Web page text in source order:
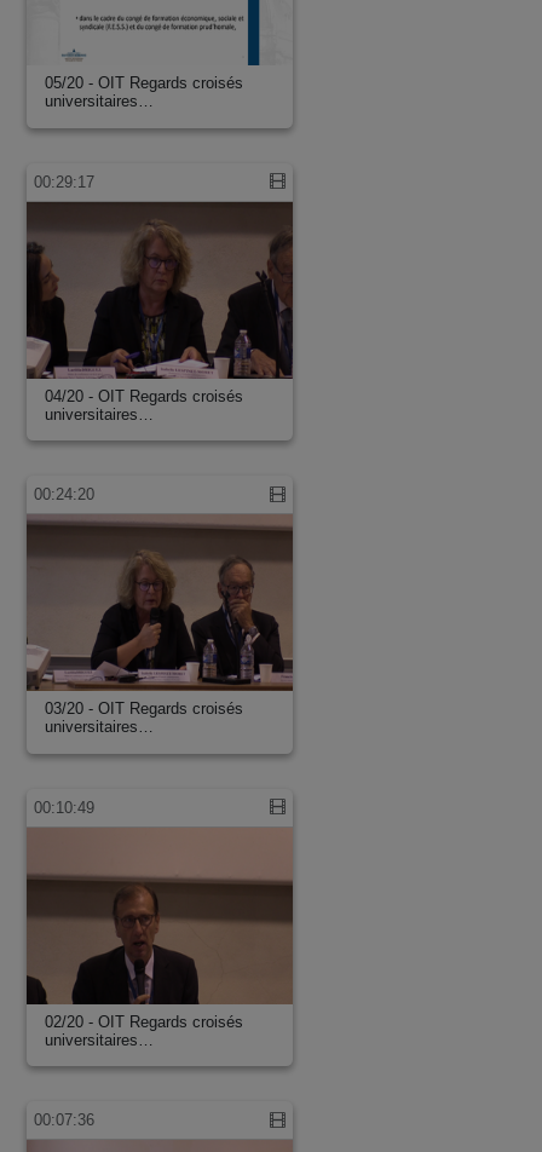
05/20 - OIT Regards croisés
universitaires…
00:29:17
04/20 - OIT Regards croisés
universitaires…
00:24:20
03/20 - OIT Regards croisés
universitaires…
00:10:49
02/20 - OIT Regards croisés
universitaires…
00:07:36